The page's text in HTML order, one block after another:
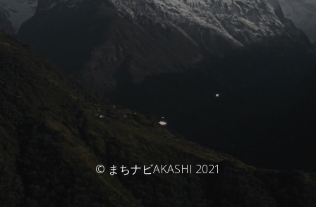
© まちナビAKASHI 2021